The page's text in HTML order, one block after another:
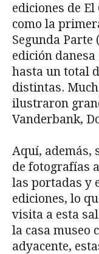
ediciones de
como la
Segunda
edición danesa
hasta un total
distintas.
ilustraron
Vanderbank,
Aquí, además,
de fotografías
las portadas y
ediciones, lo
visita a esta
la casa museo
adyacente,